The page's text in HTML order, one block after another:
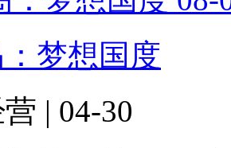
梦想国度
| 04-30